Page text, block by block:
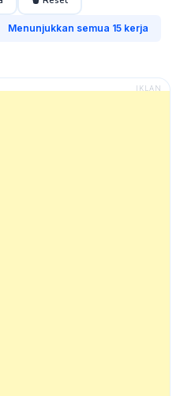
Menunjukkan semua 15 kerja